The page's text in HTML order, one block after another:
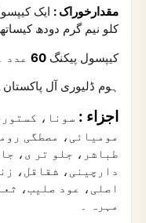
مقدارخوراک : ایک
کلو نیم گرم دودھ
کیپسول پیکنگ 60 عدد ۔
ہوم ڈلیوری آل
اجزاء : سونا،
مومیائی، مصطگی
طباشر، جلو تر ی،
دارچینی، شقاقل،
اصلی، عود صلیب،
مہرہ ۔